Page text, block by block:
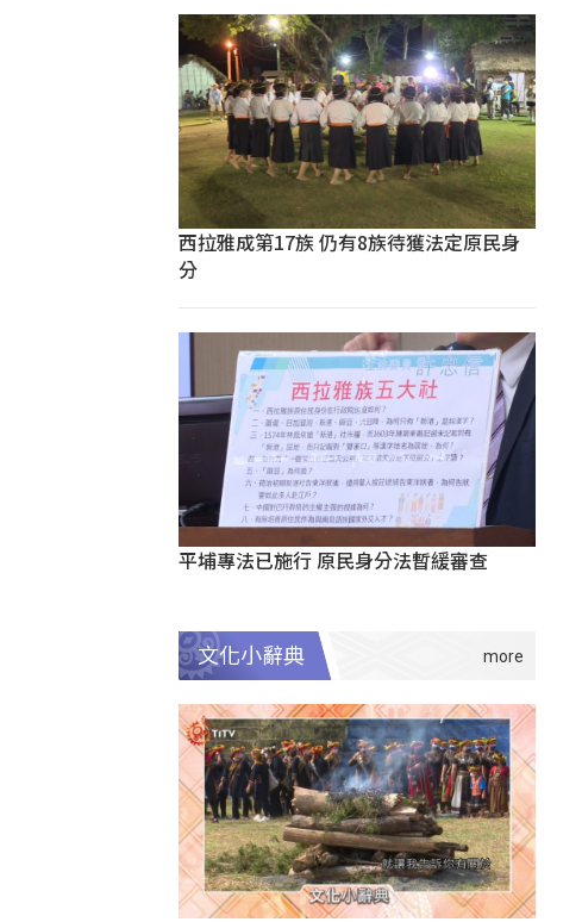
西拉雅成第17族 仍有8族待獲法定原民身
分
平埔專法已施行 原民身分法暫緩審查
文化小辭典